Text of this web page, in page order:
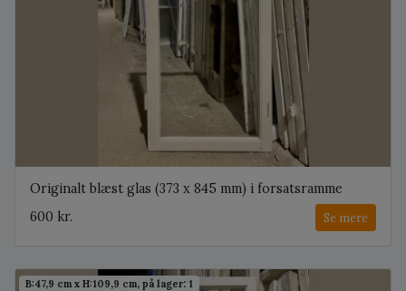
Originalt blæst glas (373 x 845 mm) i forsatsramme
600 kr.
Se mere
B:47,9 cm x H:109,9 cm, på lager: 1